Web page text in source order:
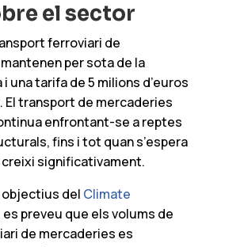
el sector
ferroviari de
per sota de la
una tarifa de 5 milions d’euros
El transport de mercaderies
enfrontant-se a reptes
fins i tot quan s’espera
creixi significativament.
objectius del Climate
es preveu que els volums de
de mercaderies es